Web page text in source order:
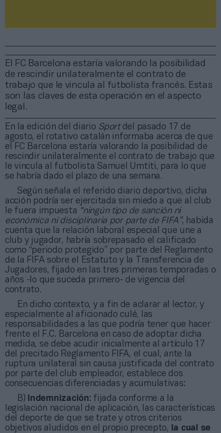
El FC Barcelona estaría valorando la posibilidad
de rescindir unilateralmente el contrato de
trabajo que le vincula al futbolista francés. Estas
son las claves de esta operación en el aspecto
legal.
En la edición del diario Sport del pasado 17 de
agosto, el rotativo catalán informaba acerca de que
el FC Barcelona estaría valorando la posibilidad de
rescindir unilateralmente el contrato de trabajo que
le vincula al futbolista Samuel Umtiti, para lo que
se habría dado el plazo de una semana.
Según señala el referido diario deportivo, dicha
acción podría ser ejercitada sin miedo a que al club
le fuera impuesta “ningún tipo de sanción ni
económica ni disciplinaria por parte de FIFA”, habida
cuenta que la relación laboral especial que une a
club y jugador, habría sobrepasado el calificado
como “periodo protegido” por parte del Reglamento
de la FIFA sobre el Estatuto y la Transferencia de
Jugadores, fijado en las tres primeras temporadas o
años -lo que suceda primero- de vigencia del
contrato.
En dicho contexto, y a fin de aclarar al lector, y
especialmente al aficionado culé, las
responsabilidades a las que podría tener que hacer
frente el F.C. Barcelona en caso de adoptar dicha
medida, se debe acudir inicialmente al artículo 17
del precitado Reglamento FIFA, el cual, ante la
ruptura unilateral sin causa justificada del contrato
por parte del club empleador, establece dos
consecuencias diferenciadas y acumulativas:
B)
Indemnización: fijada conforme a la
legislación nacional de aplicación, las características
del deporte de que se trate y otros criterios
objetivos aludidos en el propio precepto,
la cual se